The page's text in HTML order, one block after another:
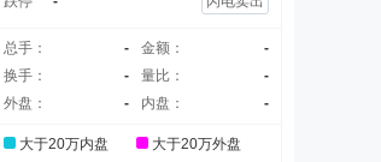
总手： - 金额：
-
换手：
- 量比：
-
外盘：
- 内盘： -
大于20万内盘
大于20万外盘